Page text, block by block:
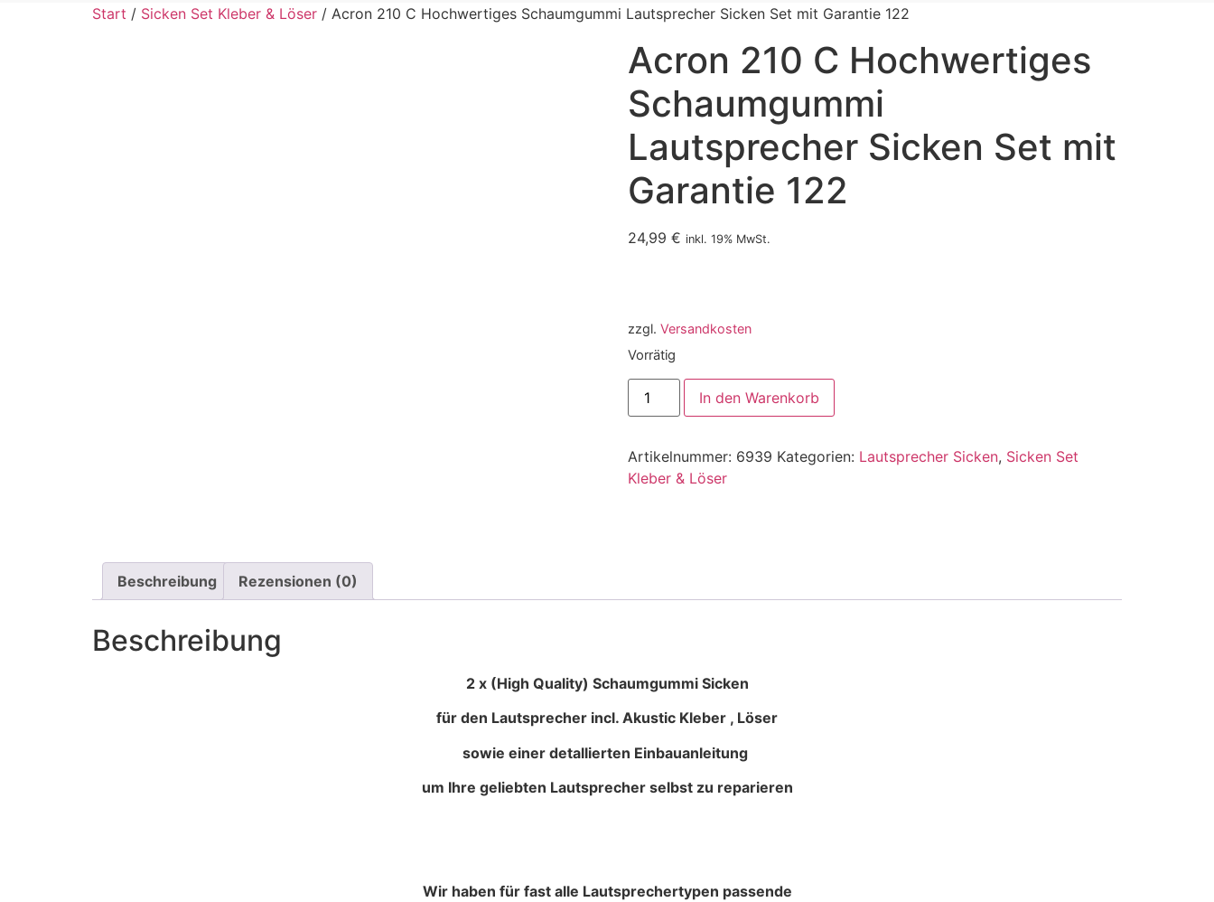
Start / Sicken Set Kleber & Löser / Acron 210 C Hochwertiges Schaumgummi Lautsprecher Sicken Set mit Garantie 122
Acron 210 C Hochwertiges
Schaumgummi
Lautsprecher Sicken Set mit
Garantie 122
24,99 € inkl. 19% MwSt.
zzgl. Versandkosten
Vorrätig
In den Warenkorb
Artikelnummer: 6939 Kategorien: Lautsprecher Sicken, Sicken Set
Kleber & Löser
Beschreibung Rezensionen (0)
Beschreibung
2 x (High Quality) Schaumgummi Sicken
für den Lautsprecher incl. Akustic Kleber , Löser
sowie einer detallierten Einbauanleitung
um Ihre geliebten Lautsprecher selbst zu reparieren
Wir haben für fast alle Lautsprechertypen passende